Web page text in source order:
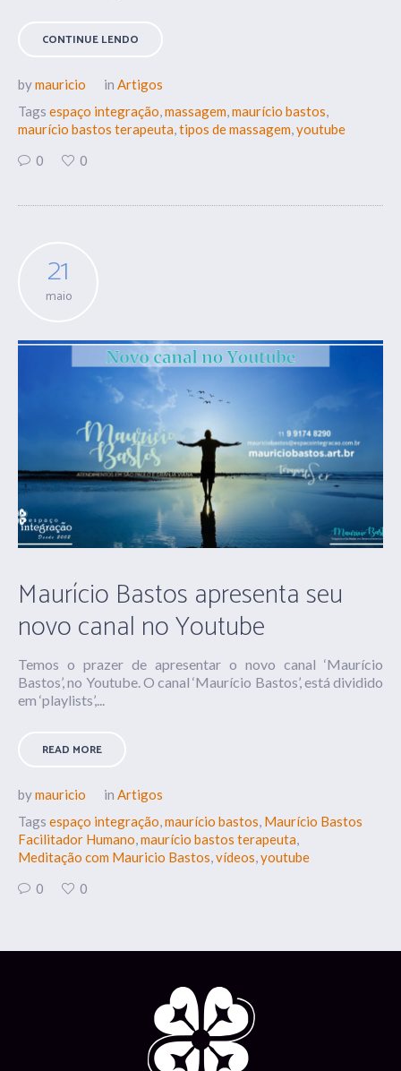
CONTINUE LENDO
bymauricio in Artigos
Tags espaço integração,massagem,maurício bastos,
maurício bastos terapeuta,tipos de massagem,youtube
0
0
21
maio
Maurício Bastos apresenta seu
novo canal no Youtube
Temos o prazer de apresentar o novo canal ‘Maurício
Bastos’, no Youtube. O canal ‘Maurício Bastos’, está dividido
em ‘playlists’,...
READ MORE
bymauricio in Artigos
Tags espaço integração,maurício bastos, Maurício Bastos
Facilitador Humano,maurício bastos terapeuta,
Meditação com Mauricio Bastos,vídeos,youtube
0
0